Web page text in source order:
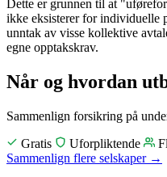
Dette er grunnen til at
ikke eksisterer for individuelle
unntak av visse kollektive
egne opptakskrav.
Når og hvordan
Sammenlign forsikring på
Gratis
Uforpliktende
Sammenlign flere selskaper →